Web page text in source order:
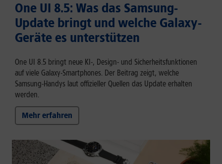
One UI 8.5: Was das Samsung-
Update bringt und welche Galaxy-
Geräte es unterstützen
One UI 8.5 bringt neue KI-, Design- und Sicherheitsfunktionen
auf viele Galaxy-Smartphones. Der Beitrag zeigt, welche
Samsung-Handys laut offizieller Quellen das Update erhalten
werden.
Mehr erfahren